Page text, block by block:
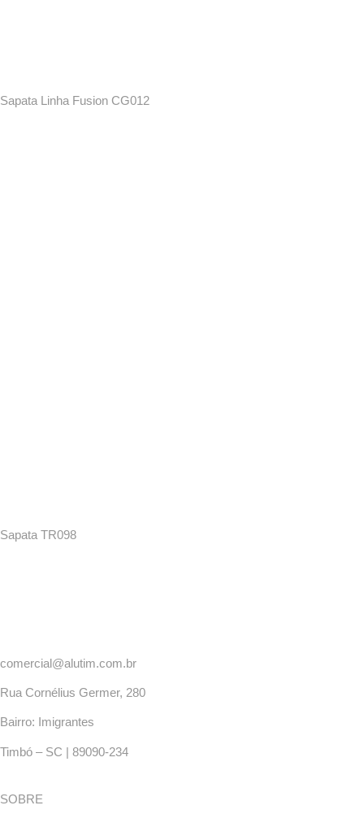
Sapata Linha Fusion CG012
Sapata TR098
comercial@alutim.com.br
Rua Cornélius Germer, 280
Bairro: Imigrantes
Timbó – SC | 89090-234
SOBRE